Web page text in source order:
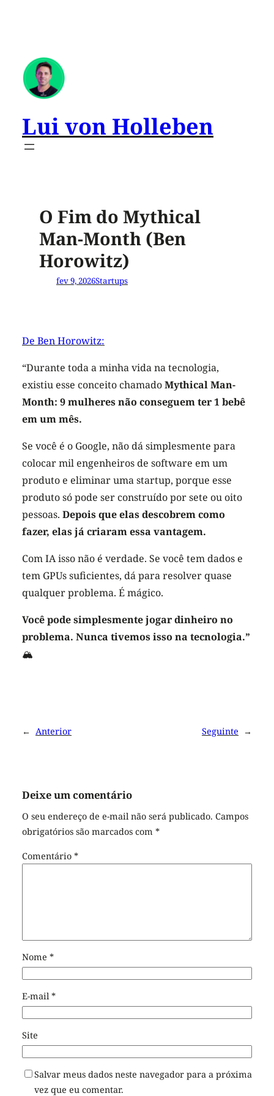
Lui von Holleben
O Fim do Mythical
Man-Month (Ben
Horowitz)
fev 9, 2026Startups
De Ben Horowitz:
“Durante toda a minha vida na tecnologia,
existiu esse conceito chamadoMythical Man-
Month: 9 mulheres não conseguem ter 1 bebê
em um mês.
Se você é o Google, não dá simplesmente para
colocar mil engenheiros de software em um
produto e eliminar uma startup, porque esse
produto só pode ser construído por sete ou oito
pessoas. Depois que elas descobrem como
fazer, elas já criaram essa vantagem.
Com IA isso não é verdade. Se você tem dados e
tem GPUs suficientes, dá para resolver quase
qualquer problema. É mágico.
Você pode simplesmente jogar dinheiro no
problema. Nunca tivemos isso na tecnologia.”
🏔
← Anterior Seguinte →
Deixe um comentário
O seu endereço de e-mail não será publicado. Campos
obrigatórios são marcados com *
Comentário *
Nome *
E-mail*
Site
Salvar meus dados neste navegador para a próxima
vez que eu comentar.